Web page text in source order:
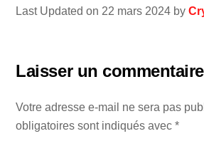
Last Updated on 22 mars 2024 by
Laisser un commentaire
Votre adresse e-mail ne sera pas
obligatoires sont indiqués avec*